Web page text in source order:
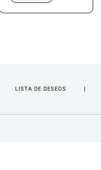
LISTA DE DESEOS